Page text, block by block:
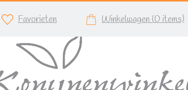
Favorieten Winkelwagen (0 items)